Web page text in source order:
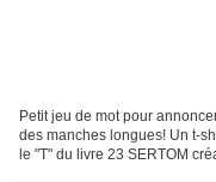
Petit jeu de mot pour
des manches longues! Un t-
le "T" du livre 23 SERTOM